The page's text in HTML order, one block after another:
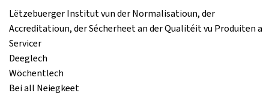
Lëtzebuerger Institut vun der Normalisatioun, der
Accreditatioun, der Sécherheet an der Qualitéit vu Produiten a
Servicer
Deeglech
Wöchentlech
Bei all Neiegkeet